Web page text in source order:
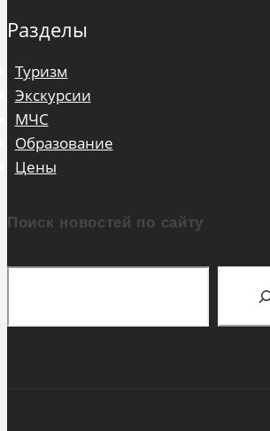
Разделы
Туризм
Экскурсии
МЧС
Образование
Цены
Поиск новостей по сайту